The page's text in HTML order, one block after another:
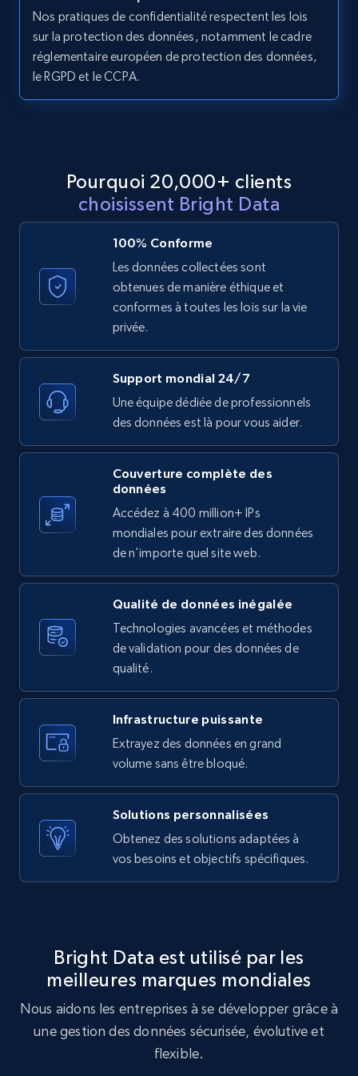
1.5K+
LinkedIn posts - Discover posts by Profile
URL
11.3K+ 1.5K+ Essai gratuit
LinkedIn posts - Discover new posts
company URL
URL, ID, User id, Use url, Title, Headline, Post
text, Date posted, and more.
1.5K+ Essai gratuit
X (formerly Twitter) - Posts
ID, User posted, Name, Description, Date
posted, Photos, URL, Quoted post, and more.
10.3K+ 1.2K+ Essai gratuit
X (formerly Twitter) - Posts - Collecting
Twitter posts URLs
ID, User posted, Name, Description, Date
posted, Photos, URL, Quoted post, and more.
10.3K+ 1.2K+ Essai gratuit
posts by array of profiles
ID, User posted, Name, Description, Date
posted, Photos, URL, Quoted post, and more.
TikTok - Profiles
Account id, Nickname, Biography, Awg
engagement rate, Comment engagement rate,
Like engagement rate, Bio link, Predicted lang,
Nos pratiques de confidentialité respectent les lois
sur la protection des données, notamment le cadre
réglementaire européen de protection des données,
le RGPD et le CCPA.
Pourquoi 20,000+ clients
choisissent Bright Data
100% Conforme
Les données collectées sont
obtenues de manière éthique et
conformes à toutes les lois sur la vie
privée.
Support mondial 24/7
Une équipe dédiée de professionnels
des données est là pour vous aider.
Couverture complète des
données
Accédez à 400 million+ IPs
mondiales pour extraire des données
de n'importe quel site web.
Qualité de données inégalée
Technologies avancées et méthodes
de validation pour des données de
qualité.
Infrastructure puissante
Extrayez des données en grand
volume sans être bloqué.
Solutions personnalisées
Obtenez des solutions adaptées à
vos besoins et objectifs spécifiques.
Bright Data est utilisé par les
meilleures marques mondiales
Nous aidons les entreprises à se développer grâce à
une gestion des données sécurisée, évolutive et
flexible.